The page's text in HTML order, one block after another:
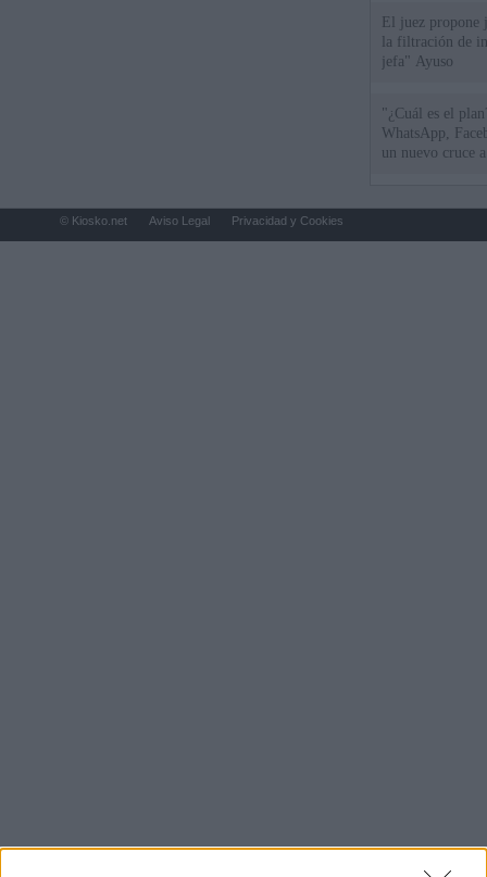
El juez propone
la filtración de
jefa" Ayuso
"¿Cuál es el
WhatsApp,
un nuevo cruce
© Kiosko.net Aviso Legal Privacidad y Cookies